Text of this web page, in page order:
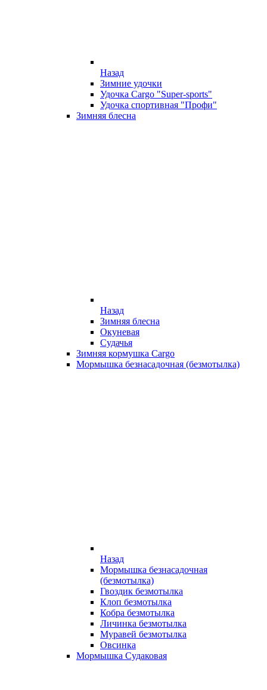
Назад
Зимние удочки
Удочка Cargo "Super-sports"
Удочка спортивная "Профи"
Зимняя блесна
Назад
Зимняя блесна
Окуневая
Судачья
Зимняя кормушка Cargo
Мормышка безнасадочная (безмотылка)
Назад
Мормышка безнасадочная
(безмотылка)
Гвоздик безмотылка
Клоп безмотылка
Кобра безмотылка
Личинка безмотылка
Муравей безмотылка
Овсинка
Мормышка Судаковая